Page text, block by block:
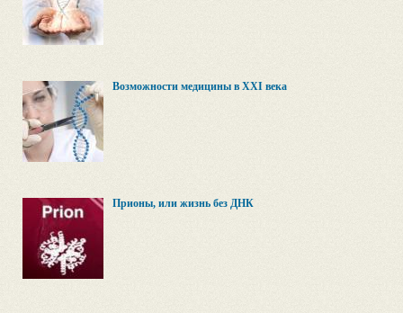
Возможности медицины в XXI века
Прионы, или жизнь без ДНК